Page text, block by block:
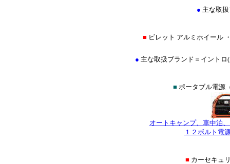
● 主な取
■ ビレット アルミホイール
● 主な取扱ブランド＝イントロ
■ ポータブル電源
オートキャンプ、車中泊
１２ボルト電
■ カーセキュ